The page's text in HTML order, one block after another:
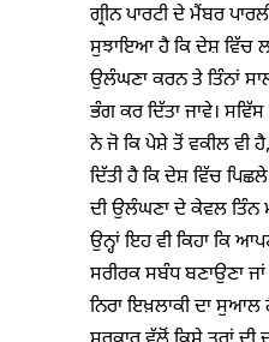
ਗ੍ਰੀਨ ਪਾਰਟੀ ਦੇ ਮੈਂਬਰ
ਸੁਝਾਇਆ ਹੈ ਕਿ ਦੇਸ਼ ਵਿੱਚ
ਉਲੰਘਣਾ ਕਰਨ ਤੇ ਤਿੰਨਾਂ
ਭੰਗ ਕਰ ਦਿੱਤਾ ਜਾਵੇ।
ਨੇ ਜੋ ਕਿ ਪੇਸ਼ੇ ਤੋਂ ਵਕੀਲ ਵੀ
ਦਿੱਤੀ ਹੈ ਕਿ ਦੇਸ਼ ਵਿੱਚ
ਦੀ ਉਲੰਘਣਾ ਦੇ ਕੇਵਲ ਤਿੰਨ
ਉਨ੍ਹਾਂ ਇਹ ਵੀ ਕਿਹਾ ਕਿ
ਸਰੀਰਕ ਸਬੰਧ ਬਣਾਉਣਾ
ਨਿਰਾ ਇਖ਼ਲਾਕੀ ਦਾ